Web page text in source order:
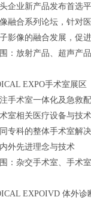
企业新产品发布首选
融合系列论坛，针对
影像的融合发展，促
：放射产品、超声产
EXPO手术室展区
术室一体化及急救
室相关医疗设备与技术
专科的整体手术室解
外先进理念与技术
：杂交手术室、手术
EXPOIVD 体外诊